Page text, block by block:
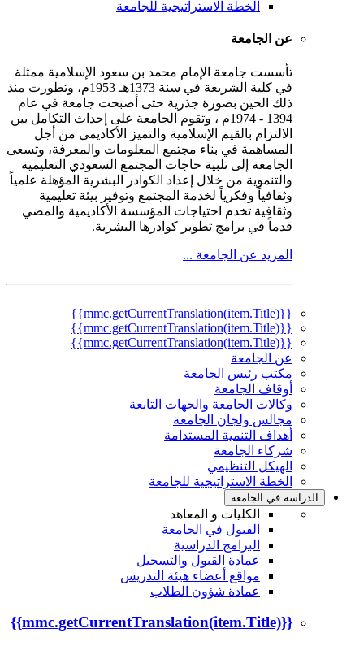
الخطة الاستراتيجية للجامعة
عن الجامعة
تأسست جامعة الإمام محمد بن سعود الإسلامية ممثلة
في كلية الشريعة في سنة 1373هـ 1953م، وتطورت منذ
ذلك الحين بصورة جذرية حتى أصبحت جامعة في عام
1394 - 1974م ، وتقوم الجامعة على إحداث التكامل بين
الالتزام بالقيم الإسلامية والتميز الأكاديمي من أجل
المساهمة في بناء مجتمع المعلومات والمعرفة، وتسعى
الجامعة إلى تلبية حاجات المجتمع السعودي التعليمية
والتنموية من خلال إعداد الكوادر البشرية المؤهلة علمياً
وثقافياً وفكرياً لخدمة المجتمع وتوفير بيئة تعليمية
وثقافية تخدم احتياجات المؤسسة الأكاديمية والمضي
قدماً في برامج تطوير كوادرها البشرية.
المزيد عن الجامعة ...
{{mmc.getCurrentTranslation(item.Title)}}
{{mmc.getCurrentTranslation(item.Title)}}
{{mmc.getCurrentTranslation(item.Title)}}
عن الجامعة
مكتب رئيس الجامعة
أوقاف الجامعة
وكالات الجامعة والجهات التابعة
مجالس ولجان الجامعة
أهداف التنمية المستدامة
شركاء الجامعة
الهيكل التنظيمي
الخطة الاستراتيجية للجامعة
الدراسة في الجامعة
الكليات و المعاهد
القبول في الجامعة
البرامج الدراسية
عمادة القبول والتسجيل
مواقع أعضاء هيئة التدريس
عمادة شؤون الطلاب
{{mmc.getCurrentTranslation(item.Title)}}